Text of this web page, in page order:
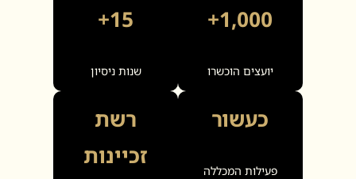
1,000+
יועצים הוכשרו
15+
שנות ניסיון
כעשור
פעילות המכללה
רשת
זכיינות